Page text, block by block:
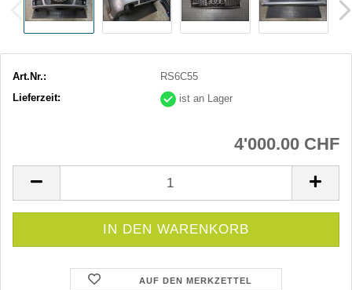
Art.Nr.:
RS6C55
Lieferzeit:
ist an Lager
4'000.00 CHF
AUF DEN MERKZETTEL